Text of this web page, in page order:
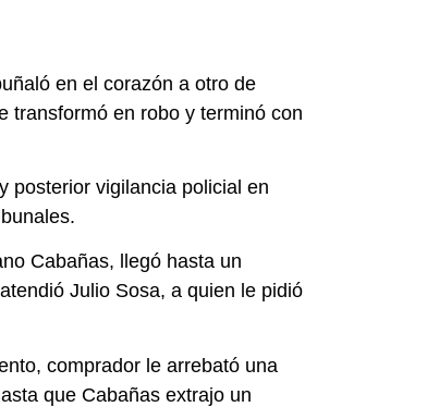
en el corazón a otro de
transformó en robo y terminó con
posterior vigilancia policial en
Cabañas, llegó hasta un
Julio Sosa, a quien le pidió
comprador le arrebató una
que Cabañas extrajo un